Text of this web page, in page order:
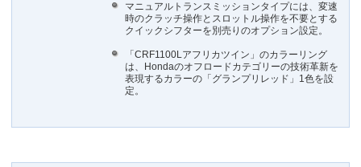
マニュアルトランスミッションタイプには、変速
時のクラッチ操作とスロットル操作を不要とする
クイックシフターを別売りのオプション設定。
「CRF1100Lアフリカツイン」のカラーリング
は、Hondaのオフロードカテゴリーの技術革新を
表現するカラーの「グランプリレッド」1色を設
定。